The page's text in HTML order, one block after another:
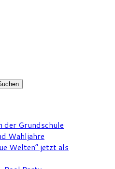
der Grundschule
Wahljahre
Welten” jetzt als